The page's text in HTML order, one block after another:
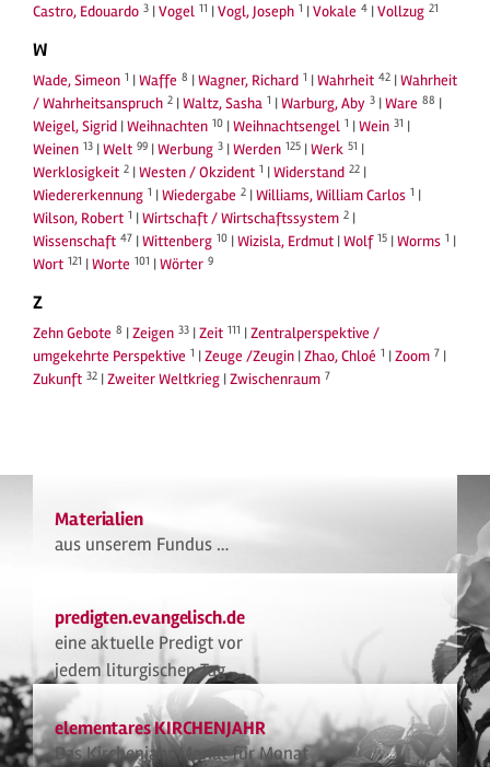
Castro, Edouardo 3 |Vogel 11 |Vogl, Joseph 1 |Vokale 4 |Vollzug 21
W
Wade, Simeon 1 |Waffe 8 |Wagner, Richard 1 |Wahrheit 42 |Wahrheit
/ Wahrheitsanspruch 2 |Waltz, Sasha 1 |Warburg, Aby 3 |Ware 88 |
Weigel, Sigrid |Weihnachten 10 |Weihnachtsengel 1 |Wein 31 |
Weinen 13 |Welt 99 |Werbung 3 |Werden 125 |Werk 51 |
Werklosigkeit 2 |Westen / Okzident 1 |Widerstand 22 |
Wiedererkennung 1 |Wiedergabe 2 |Williams, William Carlos 1 |
Wilson, Robert 1 |Wirtschaft / Wirtschaftssystem 2 |
Wissenschaft 47 |Wittenberg 10 |Wizisla, Erdmut |Wolf 15 |Worms 1 |
Wort 121 |Worte 101 |Wörter 9
Z
Zehn Gebote 8 |Zeigen 33 |Zeit 111 |Zentralperspektive /
umgekehrte Perspektive 1 |Zeuge /Zeugin |Zhao, Chloé 1 |Zoom 7 |
Zukunft 32 |Zweiter Weltkrieg |Zwischenraum 7
Materialien
aus unserem Fundus …
predigten.evangelisch.de
eine aktuelle Predigt vor
jedem liturgischen Tag
elementares KIRCHENJAHR
Das Kirchenjahr Monat für Monat